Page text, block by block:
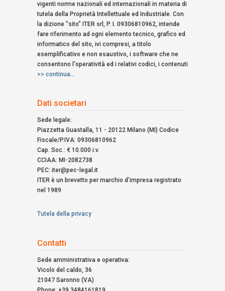
vigenti norme nazionali ed internazionali in materia di
tutela della Proprietà Intellettuale ed Industriale. Con
la dizione "sito" ITER srl, P. I. 09306810962, intende
fare riferimento ad ogni elemento tecnico, grafico ed
informatico del sito, ivi compresi, a titolo
esemplificativo e non esaustivo, i software che ne
consentono l'operatività ed i relativi codici, i contenuti
>> continua...
Dati societari
Sede legale:
Piazzetta Guastalla, 11 - 20122 Milano (MI) Codice
Fiscale/P.IVA: 09306810962
Cap. Soc.: € 10.000 i.v.
CCIAA: MI-2082738
PEC: iter@pec-legal.it
ITER è un brevetto per marchio d’impresa registrato
nel 1989
Tutela della privacy
Contatti
Sede amministrativa e operativa:
Vicolo del caldo, 36
21047 Saronno (VA)